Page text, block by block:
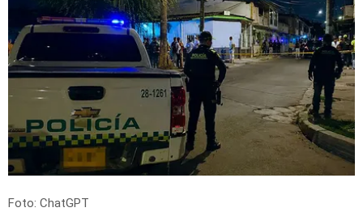
Foto: ChatGPT